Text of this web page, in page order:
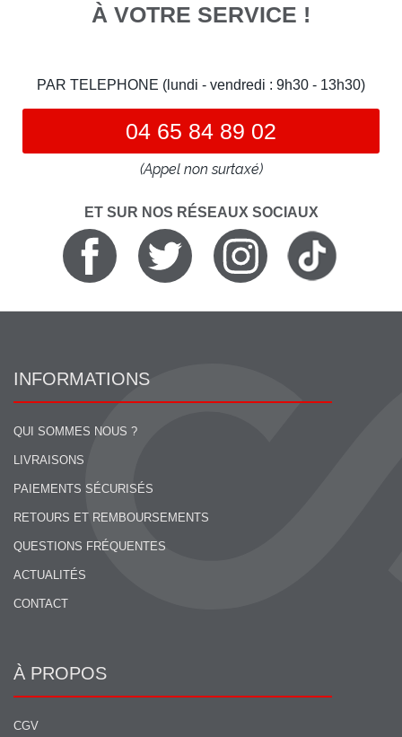
À VOTRE SERVICE !
PAR TELEPHONE (lundi - vendredi : 9h30 - 13h30)
04 65 84 89 02
(Appel non surtaxé)
ET SUR NOS RÉSEAUX SOCIAUX
INFORMATIONS
QUI SOMMES NOUS ?
LIVRAISONS
PAIEMENTS SÉCURISÉS
RETOURS ET REMBOURSEMENTS
QUESTIONS FRÉQUENTES
ACTUALITÉS
CONTACT
À PROPOS
CGV